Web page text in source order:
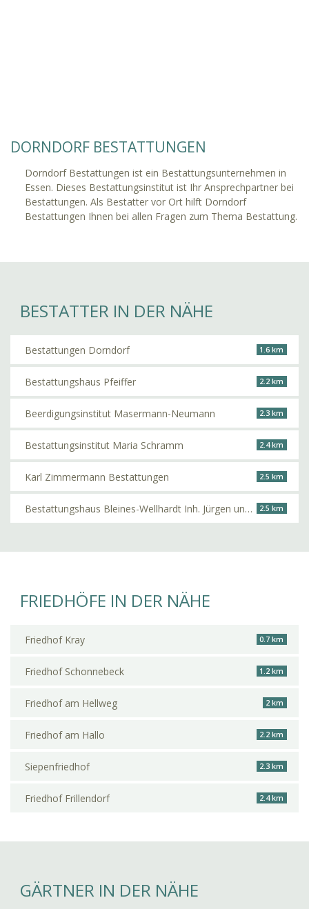
DORNDORF BESTATTUNGEN
Dorndorf Bestattungen ist ein Bestattungsunternehmen in
Essen. Dieses Bestattungsinstitut ist Ihr Ansprechpartner bei
Bestattungen. Als Bestatter vor Ort hilft Dorndorf
Bestattungen Ihnen bei allen Fragen zum Thema Bestattung.
BESTATTER IN DER NÄHE
Bestattungen Dorndorf 1.6 km
Bestattungshaus Pfeiffer 2.2 km
Beerdigungsinstitut Masermann-Neumann 2.3 km
Bestattungsinstitut Maria Schramm 2.4 km
Karl Zimmermann Bestattungen 2.5 km
Bestattungshaus Bleines-Wellhardt Inh. Jürgen und André Müller 2.5 km
FRIEDHÖFE IN DER NÄHE
Friedhof Kray 0.7 km
Friedhof Schonnebeck 1.2 km
Friedhof am Hellweg 2 km
Friedhof am Hallo 2.2 km
Siepenfriedhof 2.3 km
Friedhof Frillendorf 2.4 km
GÄRTNER IN DER NÄHE